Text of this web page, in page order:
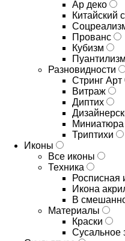
Ар деко
Китайский
Прованс
Кубизм
Пуантилизм
Разновидности
Стринг Арт
Витраж
Диптих
Миниатюра
Триптихи
Иконы
Все иконы
Техника
Росписная
Икона
В
Материалы
Краски
Сусальное